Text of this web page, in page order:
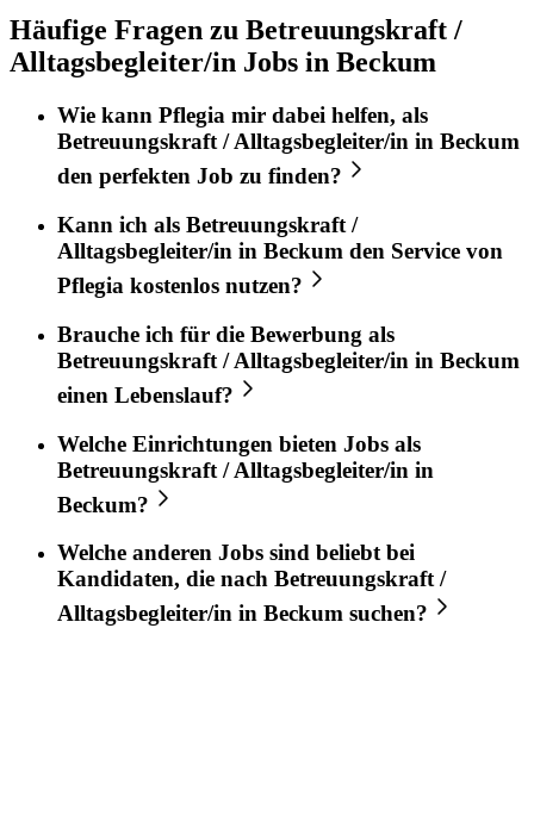
Häufige Fragen zu Betreuungskraft /
Alltagsbegleiter/in Jobs in Beckum
Wie kann Pflegia mir dabei helfen, als
Betreuungskraft / Alltagsbegleiter/in in Beckum
den perfekten Job zu finden?
Kann ich als Betreuungskraft /
Alltagsbegleiter/in in Beckum den Service von
Pflegia kostenlos nutzen?
Brauche ich für die Bewerbung als
Betreuungskraft / Alltagsbegleiter/in in Beckum
einen Lebenslauf?
Welche Einrichtungen bieten Jobs als
Betreuungskraft / Alltagsbegleiter/in in
Beckum?
Welche anderen Jobs sind beliebt bei
Kandidaten, die nach Betreuungskraft /
Alltagsbegleiter/in in Beckum suchen?